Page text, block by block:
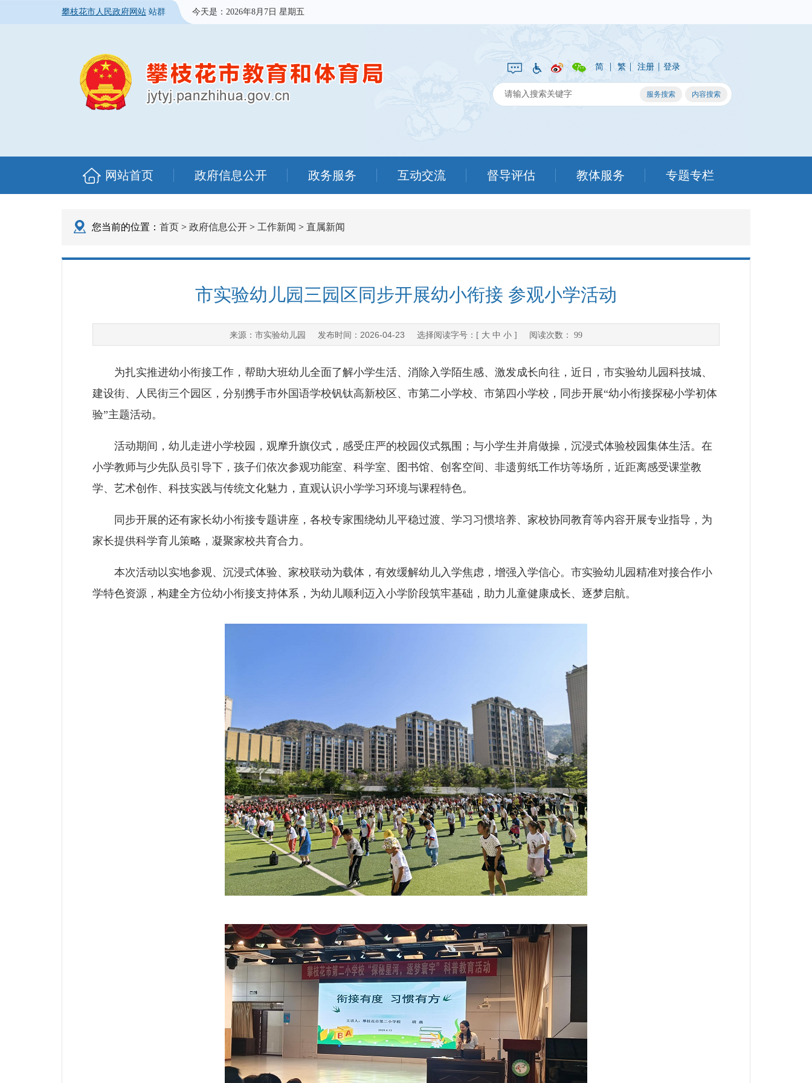
攀枝花市人民政府网站 站群 今天是： 2026年8月7日 星期五
简 | 繁 | 注册 | 登录
网站首页 政府信息公开 政务服务 互动交流 督导评估 教体服务 专题专栏
您当前的位置： 首页 > 政府信息公开 > 工作新闻 > 直属新闻
市实验幼儿园三园区同步开展幼小衔接 参观小学活动
来源： 市实验幼儿园 发布时间： 2026-04-23 选择阅读字号：[ 大 中 小 ] 阅读次数： 99
为扎实推进幼小衔接工作，帮助大班幼儿全面了解小学生活、消除入学陌生感、激发成长向往，近日，市实验幼儿园科技城、
建设街、人民街三个园区，分别携手市外国语学校钒钛高新校区、市第二小学校、市第四小学校，同步开展“幼小衔接探秘小学初体
验”主题活动。
活动期间，幼儿走进小学校园，观摩升旗仪式，感受庄严的校园仪式氛围；与小学生并肩做操，沉浸式体验校园集体生活。在
小学教师与少先队员引导下，孩子们依次参观功能室、科学室、图书馆、创客空间、非遗剪纸工作坊等场所，近距离感受课堂教
学、艺术创作、科技实践与传统文化魅力，直观认识小学学习环境与课程特色。
同步开展的还有家长幼小衔接专题讲座，各校专家围绕幼儿平稳过渡、学习习惯培养、家校协同教育等内容开展专业指导，为
家长提供科学育儿策略，凝聚家校共育合力。
本次活动以实地参观、沉浸式体验、家校联动为载体，有效缓解幼儿入学焦虑，增强入学信心。市实验幼儿园精准对接合作小
学特色资源，构建全方位幼小衔接支持体系，为幼儿顺利迈入小学阶段筑牢基础，助力儿童健康成长、逐梦启航。